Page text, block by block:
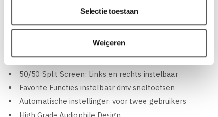
Selectie toestaan
Weigeren
toestel af en reageer terug met spraakbesturing
Volledige spraakbesturing met SiRi Eyes Free en
Android Auto
50/50 Split Screen: Links en rechts instelbaar
Favorite Functies instelbaar dmv sneltoetsen
Automatische instellingen voor twee gebruikers
High Grade Audiophile Design